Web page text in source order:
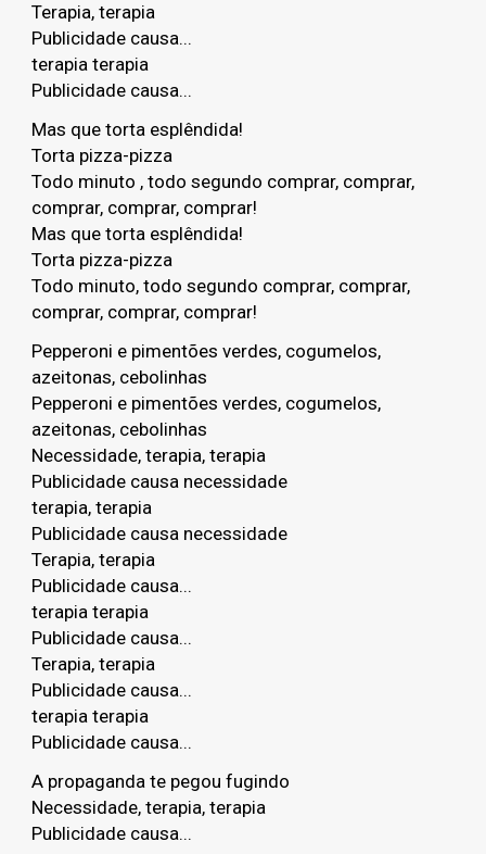
Terapia, terapia
Publicidade causa...
terapia terapia
Publicidade causa...
Mas que torta esplêndida!
Torta pizza-pizza
Todo minuto , todo segundo comprar, comprar,
comprar, comprar, comprar!
Mas que torta esplêndida!
Torta pizza-pizza
Todo minuto, todo segundo comprar, comprar,
comprar, comprar, comprar!
Pepperoni e pimentões verdes, cogumelos,
azeitonas, cebolinhas
Pepperoni e pimentões verdes, cogumelos,
azeitonas, cebolinhas
Necessidade, terapia, terapia
Publicidade causa necessidade
terapia, terapia
Publicidade causa necessidade
Terapia, terapia
Publicidade causa...
terapia terapia
Publicidade causa...
Terapia, terapia
Publicidade causa...
terapia terapia
Publicidade causa...
A propaganda te pegou fugindo
Necessidade, terapia, terapia
Publicidade causa...